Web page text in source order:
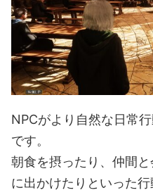
NPCがより自然な日常
です。
朝食を摂ったり、仲間
に出かけたりといった